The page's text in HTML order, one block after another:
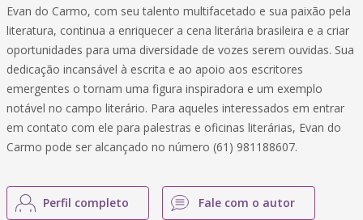
Evan do Carmo, com seu talento multifacetado e sua paixão pela
literatura, continua a enriquecer a cena literária brasileira e a criar
oportunidades para uma diversidade de vozes serem ouvidas. Sua
dedicação incansável à escrita e ao apoio aos escritores
emergentes o tornam uma figura inspiradora e um exemplo
notável no campo literário. Para aqueles interessados em entrar
em contato com ele para palestras e oficinas literárias, Evan do
Carmo pode ser alcançado no número (61) 981188607.
Perfil completo Fale com o autor